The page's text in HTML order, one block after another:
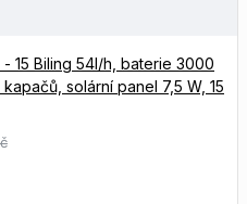
15 Biling 54l/h, baterie 3000
solární panel 7,5 W, 15